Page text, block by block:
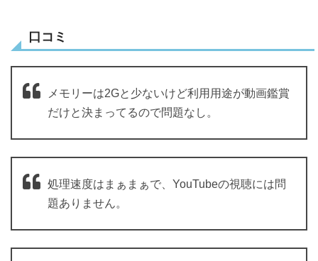
口コミ
メモリーは2Gと少ないけど利用用途が動画鑑賞
だけと決まってるので問題なし。
処理速度はまぁまぁで、YouTubeの視聴には問
題ありません。